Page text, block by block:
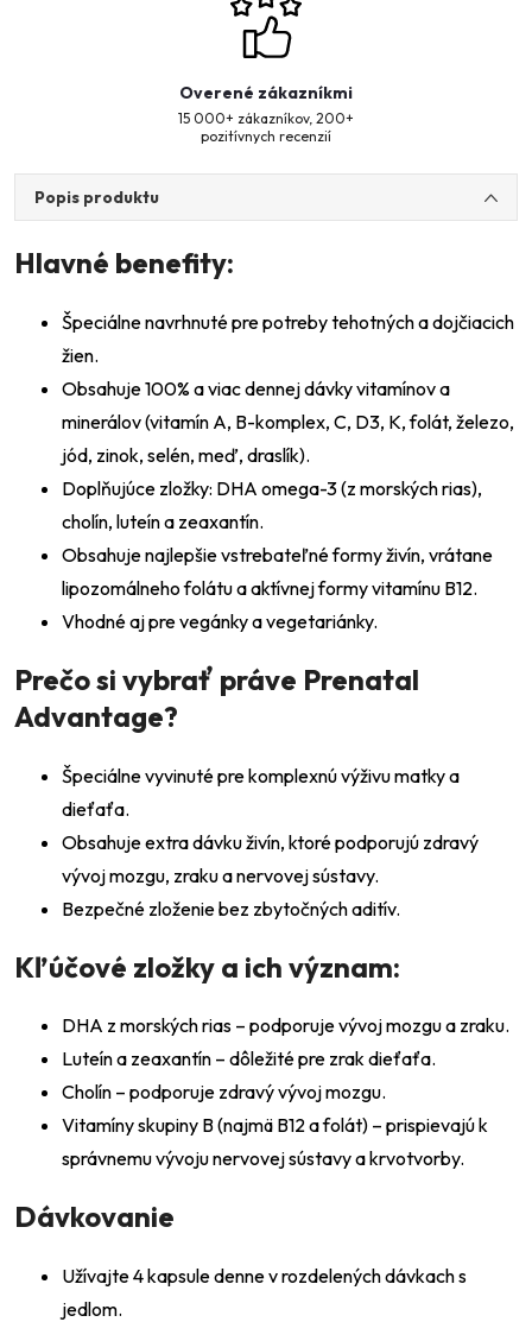
Overené zákazníkmi
15 000+ zákazníkov, 200+
pozitívnych recenzií
Popis produktu
Hlavné benefity:
Špeciálne navrhnuté pre potreby tehotných a dojčiacich
žien.
Obsahuje 100% a viac dennej dávky vitamínov a
minerálov (vitamín A, B-komplex, C, D3, K, folát, železo,
jód, zinok, selén, meď, draslík).
Doplňujúce zložky: DHA omega-3 (z morských rias),
cholín, luteín a zeaxantín.
Obsahuje najlepšie vstrebateľné formy živín, vrátane
lipozomálneho folátu a aktívnej formy vitamínu B12.
Vhodné aj pre vegánky a vegetariánky.
Prečo si vybrať práve Prenatal
Advantage?
Špeciálne vyvinuté pre komplexnú výživu matky a
dieťaťa.
Obsahuje extra dávku živín, ktoré podporujú zdravý
vývoj mozgu, zraku a nervovej sústavy.
Bezpečné zloženie bez zbytočných aditív.
Kľúčové zložky a ich význam:
DHA z morských rias – podporuje vývoj mozgu a zraku.
Luteín a zeaxantín – dôležité pre zrak dieťaťa.
Cholín – podporuje zdravý vývoj mozgu.
Vitamíny skupiny B (najmä B12 a folát) – prispievajú k
správnemu vývoju nervovej sústavy a krvotvorby.
Dávkovanie
Užívajte 4 kapsule denne v rozdelených dávkach s
jedlom.